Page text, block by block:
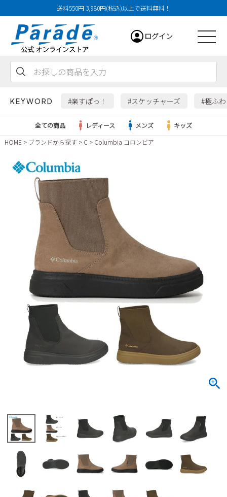
送料550円 3,980円(税込)以上で送料無料！
ログイン
KEYWORD #楽すぽっ！ #スケッチャーズ #極ふ
レディース
すべての商品
サンダル
レインシューズ
パンプス
スニーカー
ローファー
カジュアルシューズ
ウェア
Parade
SKECHERS
メンズ
すべての商品
サンダル
レインシューズ
スニーカー
ビジネス・ドレスシューズ
ローファー
ワークシューズ
ブーツ
ウェア
キッズ
すべての商品
サンダル
レインシューズ
スニーカー
ブーツ
Parade
NEW
すべての商品
レディース新入荷
メンズ新入荷
SALE
すべての商品
キッズSALE
バッグ
ボディバッグ
ハンドバッグ
すべての商品
ケア用品
雑貨
ご利用ガイド
全ての商品 レディース メンズ
キッズ
HOME
ブランドから探す C Columbia コロンビア